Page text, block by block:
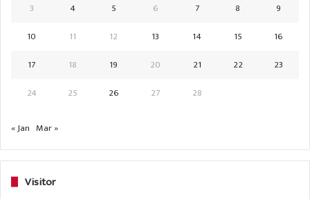
3
4 5 6 7 8
9
10
11 12 13 14 15
16
17
18 19 20 21 22
23
24
25 26 27 28
« Jan Mar »
Visitor